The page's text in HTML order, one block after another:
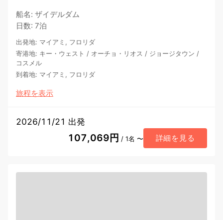
船名: ザイデルダム
日数: 7泊
出発地: マイアミ, フロリダ
寄港地: キー・ウェスト / オーチョ・リオス / ジョージタウン /
コスメル
到着地: マイアミ, フロリダ
旅程を表示
2026/11/21 出発
107,069円 / 1名 〜 詳細を見る